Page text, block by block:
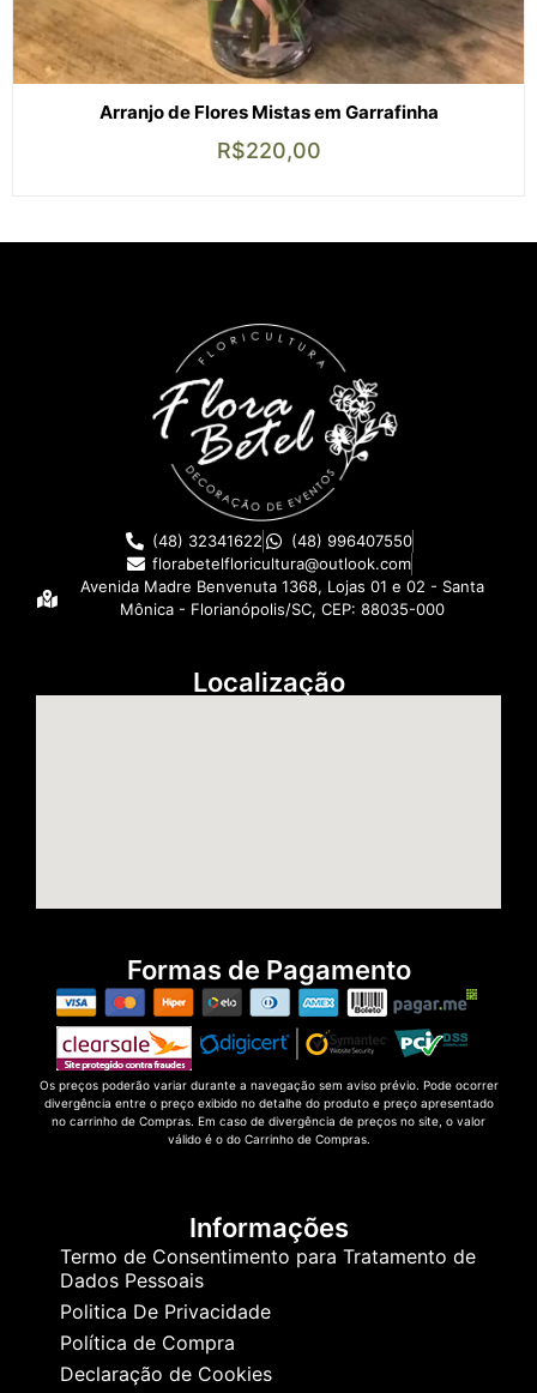
Arranjo de Flores Mistas em Garrafinha
R$220,00
(48) 32341622
(48) 996407550
florabetelfloricultura@outlook.com
Avenida Madre Benvenuta 1368, Lojas 01 e 02 - Santa
Mônica - Florianópolis/SC, CEP: 88035-000
Localização
Formas de Pagamento
Os preços poderão variar durante a navegação sem aviso prévio. Pode ocorrer
divergência entre o preço exibido no detalhe do produto e preço apresentado
no carrinho de Compras. Em caso de divergência de preços no site, o valor
válido é o do Carrinho de Compras.
Informações
Termo de Consentimento para Tratamento de
Dados Pessoais
Politica De Privacidade
Política de Compra
Declaração de Cookies